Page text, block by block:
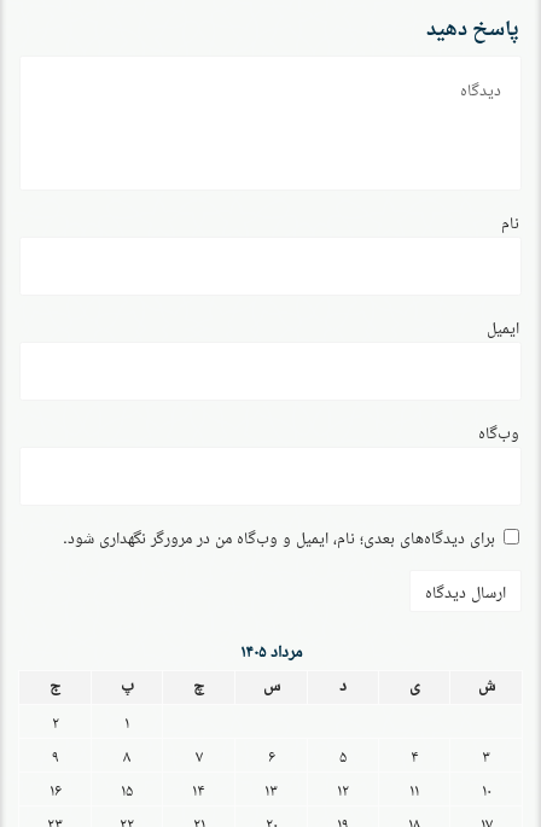
پاسخ دهید
نام
ایمیل
وب‌گاه
برای دیدگاه‌های بعدی؛ نام، ایمیل و وب‌گاه من در مرورگر نگهداری شود.
مرداد ۱۴۰۵
ش
ی د س چ پ
ج
۱
۲
۳
۴ ۵ ۶ ۷ ۸
۹
۱۰
۱۱ ۱۲ ۱۳ ۱۴ ۱۵
۱۶